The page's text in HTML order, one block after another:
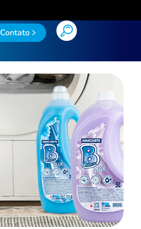
Contato
Limpa Tudo Flotador
Limpador Gel
Lustra Móveis
Querosene
Sabão em Pasta
Sabonete